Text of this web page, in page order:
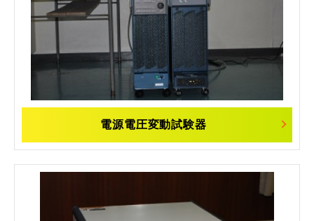
電源電圧変動試験器